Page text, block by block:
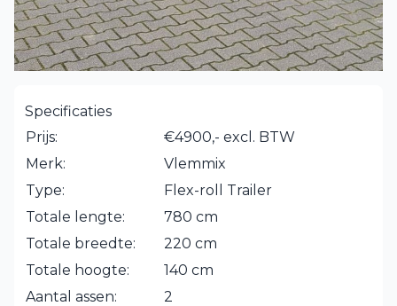
Specificaties
Prijs:
€4900,- excl. BTW
Merk:
Vlemmix
Type:
Flex-roll Trailer
Totale lengte:
780 cm
Totale breedte:
220 cm
Totale hoogte:
140 cm
Aantal assen:
2